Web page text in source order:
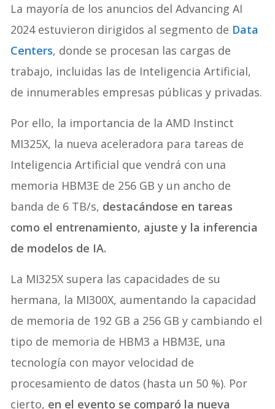
La mayoría de los anuncios del Advancing AI
2024 estuvieron dirigidos al segmento de Data
Centers, donde se procesan las cargas de
trabajo, incluidas las de Inteligencia Artificial,
de innumerables empresas públicas y privadas.
Por ello, la importancia de la AMD Instinct
MI325X, la nueva aceleradora para tareas de
Inteligencia Artificial que vendrá con una
memoria HBM3E de 256 GB y un ancho de
banda de 6 TB/s, destacándose en tareas
como el entrenamiento, ajuste y la inferencia
de modelos de IA.
La MI325X supera las capacidades de su
hermana, la MI300X, aumentando la capacidad
de memoria de 192 GB a 256 GB y cambiando el
tipo de memoria de HBM3 a HBM3E, una
tecnología con mayor velocidad de
procesamiento de datos (hasta un 50 %). Por
cierto, en el evento se comparó la nueva